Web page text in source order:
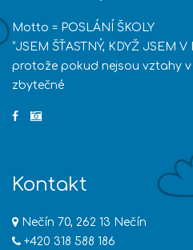
Motto = POSLÁNÍ ŠKOLY
“JSEM ŠŤASTNÝ, KDYŽ JSEM V
protože pokud nejsou vztahy
zbytečné
Kontakt
Nečín 70, 262 13 Nečín
+420 318 588 186